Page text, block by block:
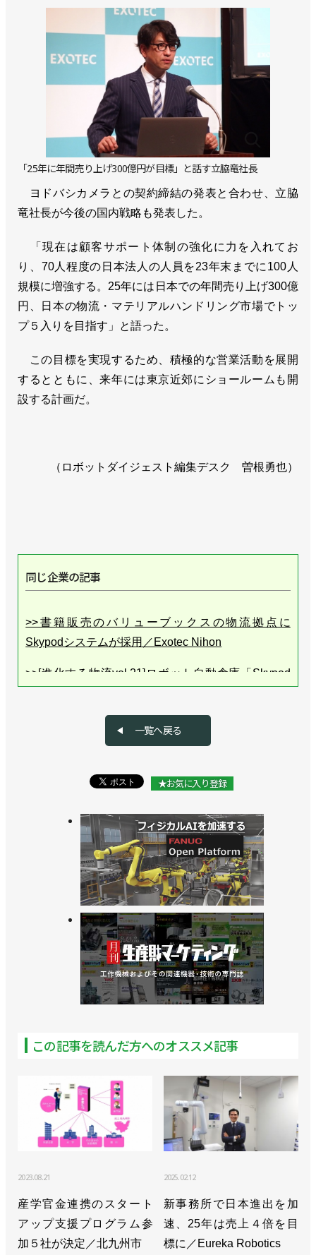
「25年に年間売り上げ300億円が目標」と話す立脇竜社長
ヨドバシカメラとの契約締結の発表と合わせ、立脇
竜社長が今後の国内戦略も発表した。
「現在は顧客サポート体制の強化に力を入れてお
り、70人程度の日本法人の人員を23年末までに100人
規模に増強する。25年には日本での年間売り上げ300億
円、日本の物流・マテリアルハンドリング市場でトッ
プ５入りを目指す」と語った。
この目標を実現するため、積極的な営業活動を展開
するとともに、来年には東京近郊にショールームも開
設する計画だ。
（ロボットダイジェスト編集デスク 曽根勇也）
同じ企業の記事
>>書籍販売のバリューブックスの物流拠点に
Skypodシステムが採用／Exotec Nihon
>>[進化する物流vol.21]ロボット自動倉庫「Skypod
>>[進化する物流vol.12]都内にデモルームを開設、国
内売上高300億円を目指す／EXOTEC NIHON
一覧へ戻る
★お気に入り登録
この記事を読んだ方へのオススメ記事
2023.08.21
産学官金連携のスタート
アップ支援プログラム参
加５社が決定／北九州市
2025.02.12
新事務所で日本進出を加
速、25年は売上４倍を目
標に／Eureka Robotics